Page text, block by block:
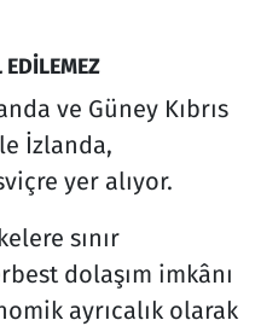
ve Güney Kıbrıs
İzlanda,
yer alıyor.
sınır
dolaşım imkânı
ayrıcalık olarak